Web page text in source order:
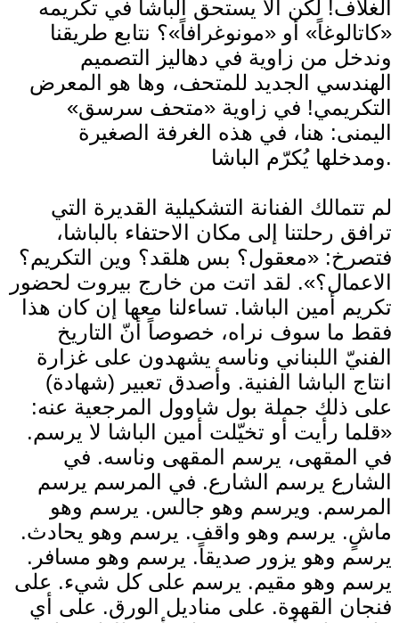
الغلاف! لكن ألا يستحق الباشا في تكريمه
«كاتالوغاً» أو «مونوغرافاً»؟ نتابع طريقنا
وندخل من زاوية في دهاليز التصميم
الهندسي الجديد للمتحف، وها هو المعرض
التكريمي! في زاوية «متحف سرسق»
اليمنى: هنا، في هذه الغرفة الصغيرة
ومدخلها يُكرّم الباشا.
لم تتمالك الفنانة التشكيلية القديرة التي
ترافق رحلتنا إلى مكان الاحتفاء بالباشا،
فتصرخ: «معقول؟ بس هلقد؟ وين التكريم؟
الاعمال؟». لقد اتت من خارج بيروت لحضور
تكريم أمين الباشا. تساءلنا معها إن كان هذا
فقط ما سوف نراه، خصوصاً أنّ التاريخ
الفنيّ اللبناني وناسه يشهدون على غزارة
انتاج الباشا الفنية. وأصدق تعبير (شهادة)
على ذلك جملة بول شاوول المرجعية عنه:
«قلما رأيت أو تخيّلت أمين الباشا لا يرسم.
في المقهى، يرسم المقهى وناسه. في
الشارع يرسم الشارع. في المرسم يرسم
المرسم. ويرسم وهو جالس. يرسم وهو
ماشٍ. يرسم وهو واقف. يرسم وهو يحادث.
يرسم وهو يزور صديقاً. يرسم وهو مسافر.
يرسم وهو مقيم. يرسم على كل شيء. على
فنجان القهوة. على مناديل الورق. على أي